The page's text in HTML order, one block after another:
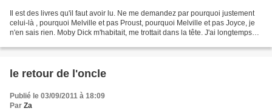
Il est des livres qu'il faut avoir lu. Ne me demandez par pourquoi justement
celui-là , pourquoi Melville et pas Proust, pourquoi Melville et pas Joyce, je
n'en sais rien. Moby Dick m'habitait, me trottait dans la tête. J'ai longtemps
le retour de l'oncle
Publié le 03/09/2011 à 18:09
Par Za